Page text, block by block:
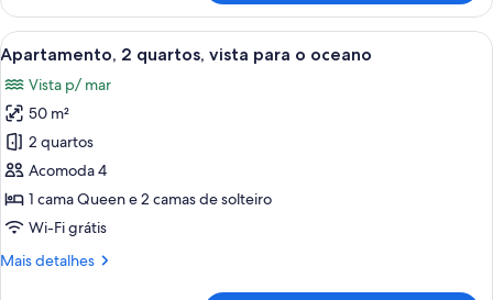
2
quartos,
vista
para
o
jardim
Carrega
todas
as
fotos
de
Apartamento,
2
quartos,
para
Apartamento, 2 quartos, vista para o
19
Apartamento, 2 quartos, vista para o oceano
Vista p/ mar
50 m²
2 quartos
Acomoda 4
1 cama Queen e 2 camas de solteiro
Wi-Fi grátis
Mais detalhes
Mais